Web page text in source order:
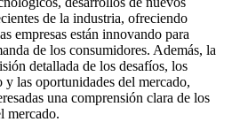
de la industria, ofreciendo
empresas están innovando para
de los consumidores. Además, la
detallada de los desafíos, los
las oportunidades del mercado,
una comprensión clara de los
mercado.